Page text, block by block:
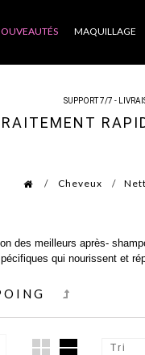
MAQUILLAGE
SUPPORT 7/7 -
Cheveux
des meilleurs après-
qui nourissent et
Tri